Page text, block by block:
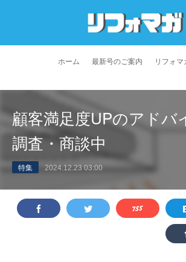
ホーム 最新号のご案内 リフォ
プライバシーポリシー 利用規約
顧客満足度UPのアドバ
調査・商談中
特集 2024.12.23 03:00